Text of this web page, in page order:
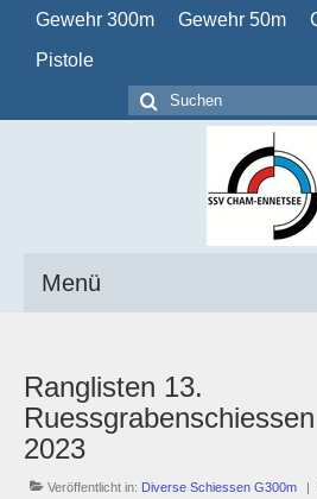
Gewehr 300m Gewehr 50m
Pistole
Suchen
nach:
Menü
Verein
Obligatorisch
Ranglisten 13.
2023
Veröffentlicht in: Diverse Schiessen G300m |